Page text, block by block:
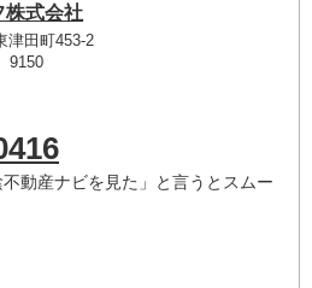
株式会社
田町453-2
9150
動産ナビを見た」と言うとスムー